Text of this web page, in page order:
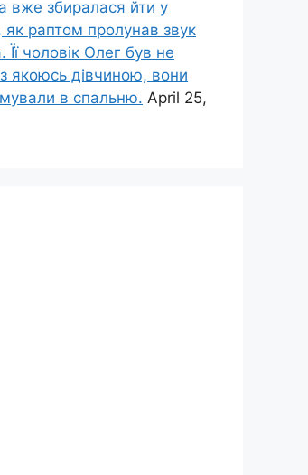
вже збиралася йти у
як раптом пролунав звук
Її чоловік Олег був не
якоюсь дівчиною, вони
в спальню. April 25,